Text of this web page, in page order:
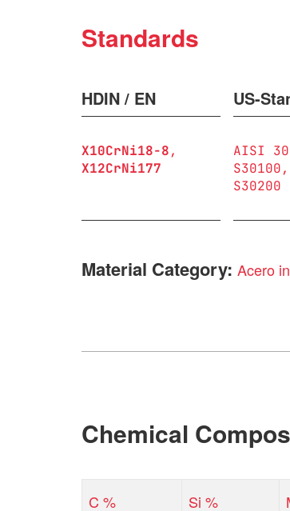
Standards
HDIN / EN US-
X10CrNi18-8
X12CrNi177
AISI
S30100
S30200
Material Category: Acero
Chemical
C % Si %